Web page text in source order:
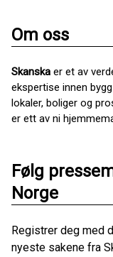
Om oss
Skanska er et av
ekspertise innen
lokaler, boliger og
er ett av ni
Følg
Norge
Registrer deg med
nyeste sakene fra